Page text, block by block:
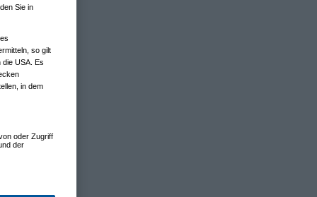
Sie in
so gilt
die USA. Es
in dem
oder Zugriff
der